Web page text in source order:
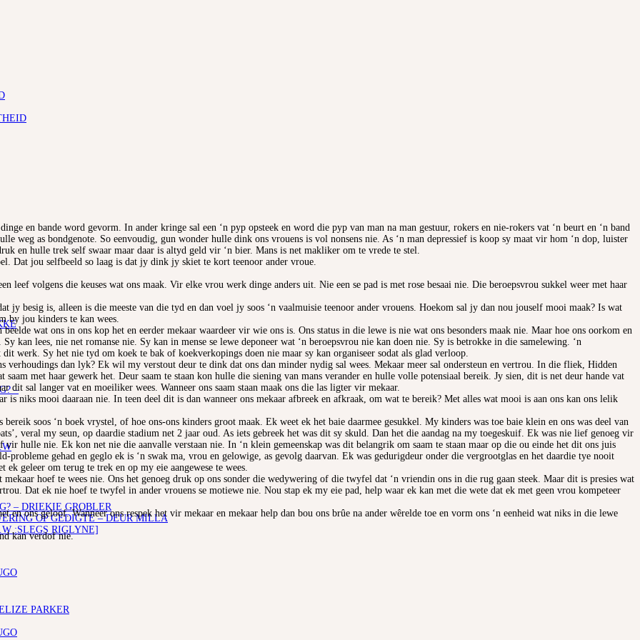
–
– DRIEKIE GROBLER
OP GEDIGTE – DEUR MILLA
:SLEGS RIGLYNE]
PARKER
en bande word gevorm. In ander kringe sal een ‘n pyp opsteek en word die pyp van man na man gestuur, rokers en nie-rokers vat ‘n beurt en ‘n band
weg as bondgenote. So eenvoudig, gun wonder hulle dink ons vrouens is vol nonsens nie. As ‘n man depressief is koop sy maat vir hom ‘n dop, luister
en hulle trek self swaar maar daar is altyd geld vir ‘n bier. Mans is net makliker om te vrede te stel.
Dat jou selfbeeld so laag is dat jy dink jy skiet te kort teenoor ander vroue.
leef volgens die keuses wat ons maak. Vir elke vrou werk dinge anders uit. Nie een se pad is met rose besaai nie. Die beroepsvrou sukkel weer met haar
jy besig is, alleen is die meeste van die tyd en dan voel jy soos ‘n vaalmuisie teenoor ander vrouens. Hoekom sal jy dan nou jouself mooi maak? Is wat
by jou kinders te kan wees.
wat ons in ons kop het en eerder mekaar waardeer vir wie ons is. Ons status in die lewe is nie wat ons besonders maak nie. Maar hoe ons oorkom en
kan lees, nie net romanse nie. Sy kan in mense se lewe deponeer wat ‘n beroepsvrou nie kan doen nie. Sy is betrokke in die samelewing. ‘n
werk. Sy het nie tyd om koek te bak of koekverkopings doen nie maar sy kan organiseer sodat als glad verloop.
verhoudings dan lyk? Ek wil my verstout deur te dink dat ons dan minder nydig sal wees. Mekaar meer sal ondersteun en vertrou. In die fliek, Hidden
met haar gewerk het. Deur saam te staan kon hulle die siening van mans verander en hulle volle potensiaal bereik. Jy sien, dit is net deur hande vat
dit sal langer vat en moeiliker wees. Wanneer ons saam staan maak ons die las ligter vir mekaar.
niks mooi daaraan nie. In teen deel dit is dan wanneer ons mekaar afbreek en afkraak, om wat te bereik? Met alles wat mooi is aan ons kan ons lelik
soos ‘n boek vrystel, of hoe ons-ons kinders groot maak. Ek weet ek het baie daarmee gesukkel. My kinders was toe baie klein en ons was deel van
veral my seun, op daardie stadium net 2 jaar oud. As iets gebreek het was dit sy skuld. Dan het die aandag na my toegeskuif. Ek was nie lief genoeg vir
hulle nie. Ek kon net nie die aanvalle verstaan nie. In ‘n klein gemeenskap was dit belangrik om saam te staan maar op die ou einde het dit ons juis
probleme gehad en geglo ek is ‘n swak ma, vrou en gelowige, as gevolg daarvan. Ek was gedurigdeur onder die vergrootglas en het daardie tye nooit
ek geleer om terug te trek en op my eie aangewese te wees.
hoef te wees nie. Ons het genoeg druk op ons sonder die wedywering of die twyfel dat ‘n vriendin ons in die rug gaan steek. Maar dit is presies wat
Dat ek nie hoef te twyfel in ander vrouens se motiewe nie. Nou stap ek my eie pad, help waar ek kan met die wete dat ek met geen vrou kompeteer
en ons geloof. Wanneer ons respek het vir mekaar en mekaar help dan bou ons brûe na ander wêrelde toe en vorm ons ‘n eenheid wat niks in die lewe
kan verdof nie.